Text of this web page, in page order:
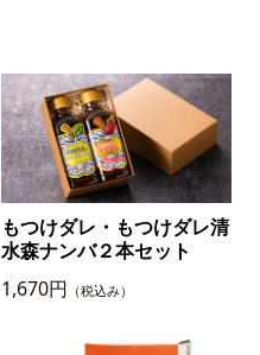
もつけダレ・もつけダレ清
水森ナンバ２本セット
1,670円 （税込み）